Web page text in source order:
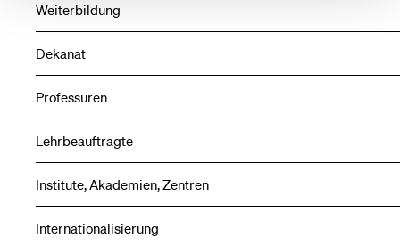
Weiterbildung
Dekanat
Professuren
Lehrbeauftragte
Institute, Akademien, Zentren
Internationalisierung